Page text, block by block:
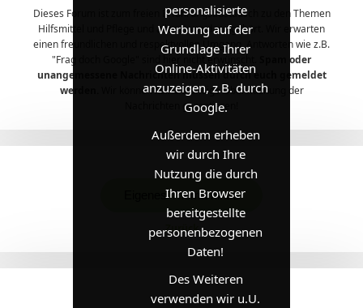
personalisierte
Werbung auf der
Grundlage Ihrer
Online-Aktivitäten
anzuzeigen, z.B. durch
Google.
Außerdem erheben
wir durch Ihre
Nutzung die durch
Ihren Browser
bereitgestellte
personenbezogenen
Daten!
Des Weiteren
verwenden wir u.U.
Dieses Forum ist zum freien Erfahrungsaustausch zu den Themen
Hilfsmittel und Pflege und allem, was dazu gehört. Wir erwarten
einen freundlichen und respektvollen Umgang. Antworten wie z.B.
"Frag doch Google" sind hier nicht erwünscht.
Spam oder
unangemessene Nachrichten müssen durch euch gemeldet
werden.
Wir können keine ständige Überwachung der
Nachrichten garantieren!
Eigenes Thema hinzu
Zurück